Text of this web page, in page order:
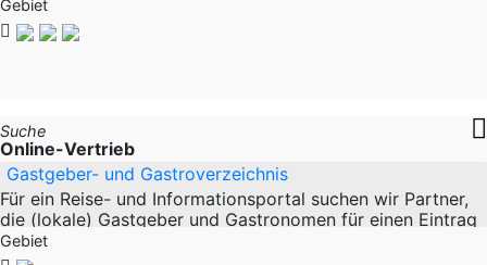
Gebiet
Suche
Online-Vertrieb
Gastgeber- und Gastroverzeichnis
Für ein Reise- und Informationsportal suchen wir Partner,
die (lokale) Gastgeber und Gastronomen für einen Eintrag
gewinnen können. Das Portal ist seit ca.
Gebiet